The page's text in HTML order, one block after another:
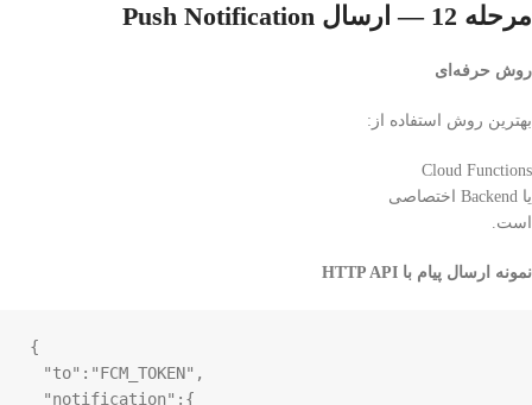
مرحله 12 — ارسال Push Notification
روش حرفه‌ای
بهترین روش استفاده از:
Cloud Functions
یا Backend اختصاصی
است.
نمونه ارسال پیام با HTTP API
{
  "to":
"FCM_TOKEN" ,